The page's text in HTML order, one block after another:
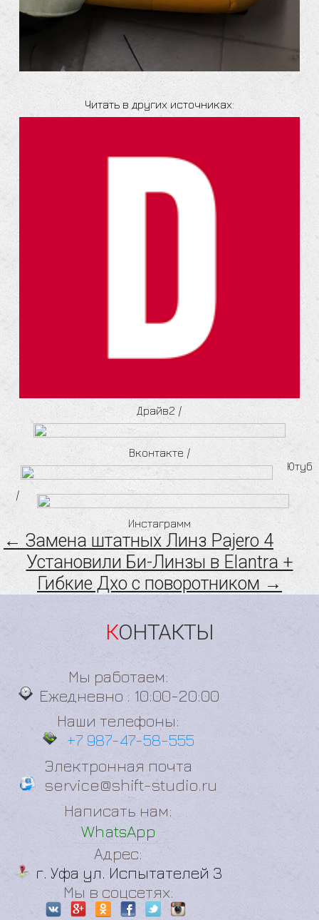
Читать в других источниках:
Драйв2 /
Вконтакте /
Ютуб
/
Инстаграмм
← Замена штатных Линз Pajero 4
Установили Би-Линзы в Elantra +
Гибкие Дхо с поворотником →
КОНТАКТЫ
Мы работаем:
Ежедневно : 10:00-20:00
Наши телефоны:
+7 987-47-58-555
Электронная почта
service@shift-studio.ru
Написать нам:
WhatsApp
Адрес:
г. Уфа ул. Испытателей 3
Мы в соцсетях: